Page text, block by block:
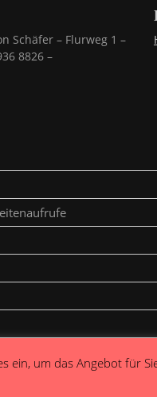
Schäfer – Flurweg 1 –
8826 –
ein, um das Angebot für